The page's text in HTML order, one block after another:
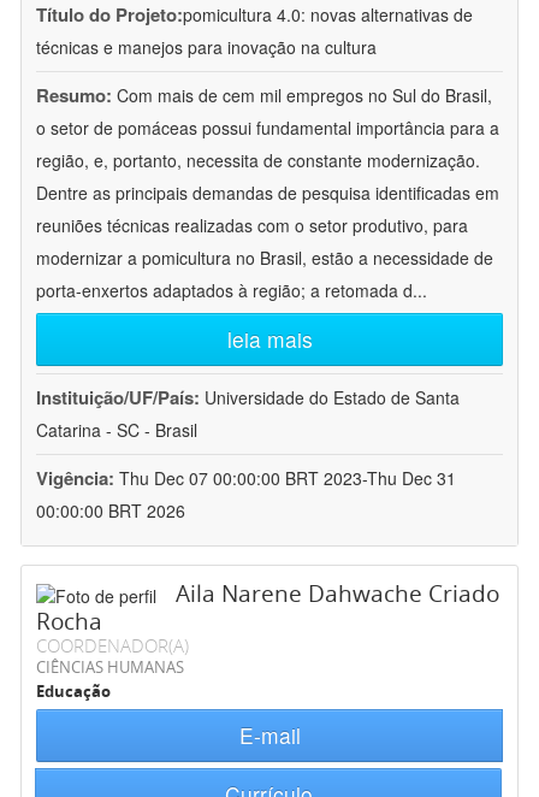
Título do Projeto:pomicultura 4.0: novas alternativas de
técnicas e manejos para inovação na cultura
Resumo: Com mais de cem mil empregos no Sul do Brasil,
o setor de pomáceas possui fundamental importância para a
região, e, portanto, necessita de constante modernização.
Dentre as principais demandas de pesquisa identificadas em
reuniões técnicas realizadas com o setor produtivo, para
modernizar a pomicultura no Brasil, estão a necessidade de
porta-enxertos adaptados à região; a retomada d...
leia mais
Instituição/UF/País: Universidade do Estado de Santa
Catarina - SC - Brasil
Vigência: Thu Dec 07 00:00:00 BRT 2023-Thu Dec 31
00:00:00 BRT 2026
Aila Narene Dahwache Criado
Rocha
COORDENADOR(A)
CIÊNCIAS HUMANAS
Educação
E-mail